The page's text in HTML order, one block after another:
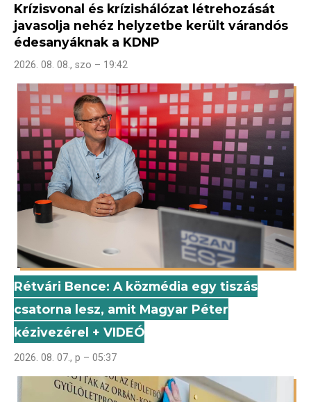
Krízisvonal és krízishálózat létrehozását
javasolja nehéz helyzetbe került várandós
édesanyáknak a KDNP
2026. 08. 08., szo – 19:42
Rétvári Bence: A közmédia egy tiszás
csatorna lesz, amit Magyar Péter
kézivezérel + VIDEÓ
2026. 08. 07., p – 05:37